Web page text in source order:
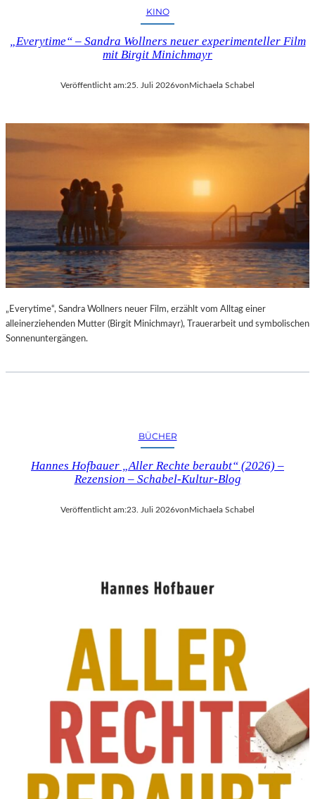
KINO
„Everytime“ – Sandra Wollners neuer experimenteller Film
mit Birgit Minichmayr
Veröffentlicht am:25. Juli 2026vonMichaela Schabel
„Everytime“, Sandra Wollners neuer Film, erzählt vom Alltag einer
alleinerziehenden Mutter (Birgit Minichmayr), Trauerarbeit und symbolischen
Sonnenuntergängen.
BÜCHER
Hannes Hofbauer „Aller Rechte beraubt“ (2026) –
Rezension – Schabel-Kultur-Blog
Veröffentlicht am:23. Juli 2026vonMichaela Schabel